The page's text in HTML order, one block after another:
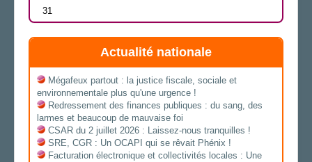
31
Actualité nationale
Mégafeux partout : la justice fiscale, sociale et
environnementale plus qu'une urgence !
Redressement des finances publiques : du sang, des
larmes et beaucoup de mauvaise foi
CSAR du 2 juillet 2026 : Laissez-nous tranquilles !
SRE, CGR : Un OCAPI qui se rêvait Phénix !
Facturation électronique et collectivités locales : Une